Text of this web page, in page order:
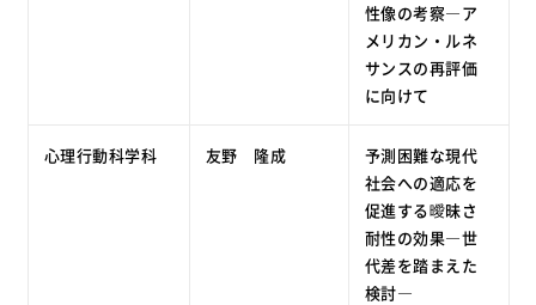
性像の考察―ア
メリカン・ルネ
サンスの再評価
に向けて
心理行動科学科 友野 隆成
予測困難な現代
社会への適応を
促進する曖昧さ
耐性の効果―世
代差を踏まえた
検討―